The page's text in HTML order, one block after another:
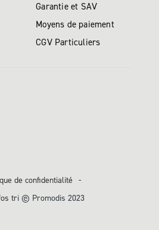
Garantie et SAV
Moyens de paiement
CGV Particuliers
de confidentialité
tri © Promodis 2023